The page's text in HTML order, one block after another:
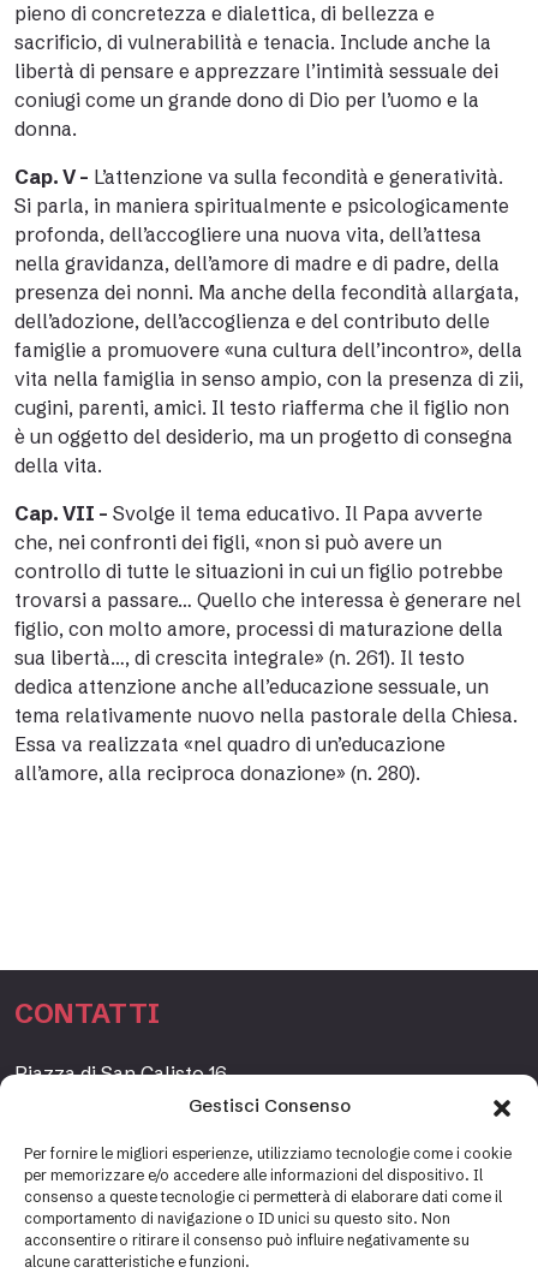
Gestisci Consenso
Per fornire le migliori esperienze, utilizziamo tecnologie come i cookie
per memorizzare e/o accedere alle informazioni del dispositivo. Il
consenso a queste tecnologie ci permetterà di elaborare dati come il
comportamento di navigazione o ID unici su questo sito. Non
acconsentire o ritirare il consenso può influire negativamente su
alcune caratteristiche e funzioni.
pieno di concretezza e dialettica, di bellezza e
sacrificio, di vulnerabilità e tenacia. Include anche la
libertà di pensare e apprezzare l’intimità sessuale dei
coniugi come un grande dono di Dio per l’uomo e la
donna.
Cap. V – L’attenzione va sulla fecondità e generatività.
Si parla, in maniera spiritualmente e psicologicamente
profonda, dell’accogliere una nuova vita, dell’attesa
nella gravidanza, dell’amore di madre e di padre, della
presenza dei nonni. Ma anche della fecondità allargata,
dell’adozione, dell’accoglienza e del contributo delle
famiglie a promuovere «una cultura dell’incontro», della
vita nella famiglia in senso ampio, con la presenza di zii,
cugini, parenti, amici. Il testo riafferma che il figlio non
è un oggetto del desiderio, ma un progetto di consegna
della vita.
Cap. VII – Svolge il tema educativo. Il Papa avverte
che, nei confronti dei figli, «non si può avere un
controllo di tutte le situazioni in cui un figlio potrebbe
trovarsi a passare… Quello che interessa è generare nel
figlio, con molto amore, processi di maturazione della
sua libertà…, di crescita integrale» (n. 261). Il testo
dedica attenzione anche all’educazione sessuale, un
tema relativamente nuovo nella pastorale della Chiesa.
Essa va realizzata «nel quadro di un’educazione
all’amore, alla reciproca donazione» (n. 280).
CONTATTI
Piazza di San Calisto 16,
www.fondazioneetagrande.org
SEGRETERIA